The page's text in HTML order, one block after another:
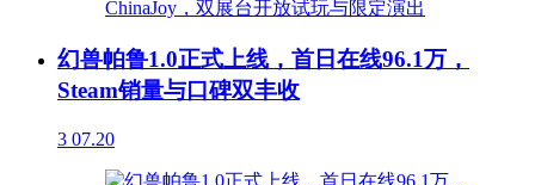
幻兽帕鲁1.0正式上线，首日在线96.1万，
Steam销量与口碑双丰收
3 07.20